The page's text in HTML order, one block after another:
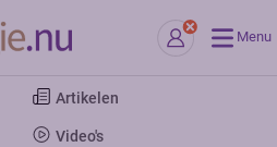
Menu
Artikelen
Video's